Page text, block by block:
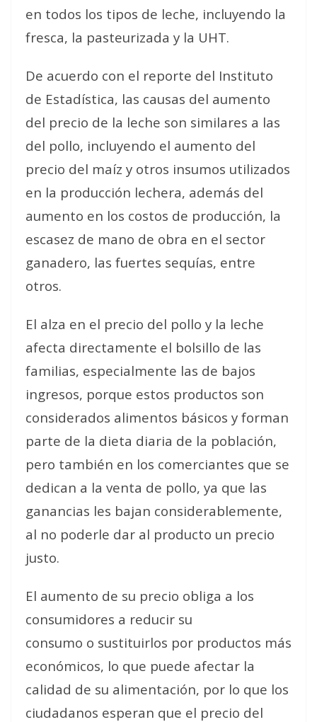
en todos los tipos de leche, incluyendo la
fresca, la pasteurizada y la UHT.
De acuerdo con el reporte del Instituto
de Estadística, las causas del aumento
del precio de la leche son similares a las
del pollo, incluyendo el aumento del
precio del maíz y otros insumos utilizados
en la producción lechera, además del
aumento en los costos de producción, la
escasez de mano de obra en el sector
ganadero, las fuertes sequías, entre
otros.
El alza en el precio del pollo y la leche
afecta directamente el bolsillo de las
familias, especialmente las de bajos
ingresos, porque estos productos son
considerados alimentos básicos y forman
parte de la dieta diaria de la población,
pero también en los comerciantes que se
dedican a la venta de pollo, ya que las
ganancias les bajan considerablemente,
al no poderle dar al producto un precio
justo.
El aumento de su precio obliga a los
consumidores a reducir su
consumo o sustituirlos por productos más
económicos, lo que puede afectar la
calidad de su alimentación, por lo que los
ciudadanos esperan que el precio del